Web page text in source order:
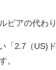
ピアの代わ
2.7（US)
。